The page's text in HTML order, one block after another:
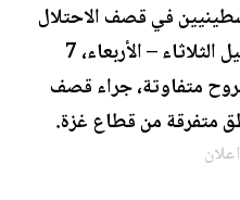
7 فلسطينيين في قصف الاحتلال
مناطق متفرقة في غزةأصيب، ليل الثلاثاء – الأربعاء، 7
3 أطفال، بجروح متفاوتة، جراء قصف
متفرقة من قطاع غزة.